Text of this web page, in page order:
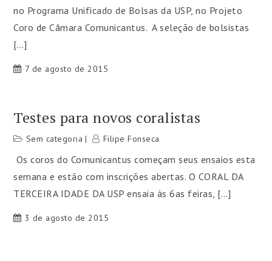
no Programa Unificado de Bolsas da USP, no Projeto
Coro de Câmara Comunicantus. A seleção de bolsistas
[…]
7 de agosto de 2015
Testes para novos coralistas
Sem categoria Filipe Fonseca
Os coros do Comunicantus começam seus ensaios esta
semana e estão com inscrições abertas. O CORAL DA
TERCEIRA IDADE DA USP ensaia às 6as feiras, […]
3 de agosto de 2015